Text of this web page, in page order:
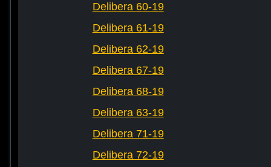
Delibera 60-19
Delibera 61-19
Delibera 62-19
Delibera 67-19
Delibera 68-19
Delibera 63-19
Delibera 71-19
Delibera 72-19